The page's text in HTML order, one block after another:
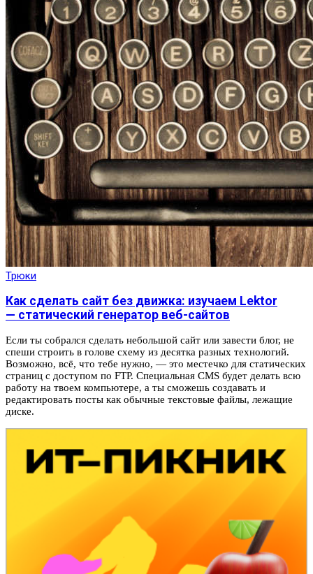
Трюки
Как сделать сайт без движка: изучаем Lektor
— статический генератор веб-сайтов
Если ты собрался сделать небольшой сайт или завести блог, не
спеши строить в голове схему из десятка разных технологий.
Возможно, всё, что тебе нужно, — это местечко для статических
страниц с доступом по FTP. Специальная CMS будет делать всю
работу на твоем компьютере, а ты сможешь создавать и
редактировать посты как обычные текстовые файлы, лежащие
диске.